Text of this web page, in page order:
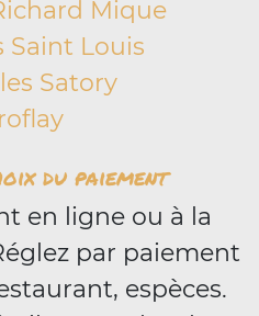
Mique
Saint Louis
Satory
du paiement
en ligne ou à la
par paiement
espèces.